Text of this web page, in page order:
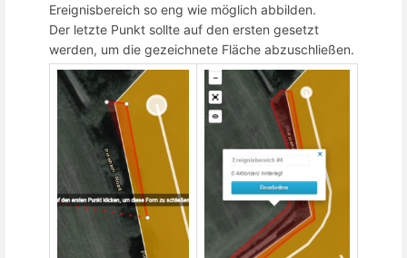
Ereignisbereich so eng wie möglich abbilden.
Der letzte Punkt sollte auf den ersten gesetzt
werden, um die gezeichnete Fläche abzuschließen.